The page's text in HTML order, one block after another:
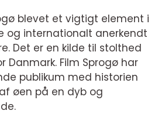
blevet et vigtigt element i
og internationalt anerkendt
Det er en kilde til stolthed
Danmark. Film Sprogø har
publikum med historien
øen på en dyb og